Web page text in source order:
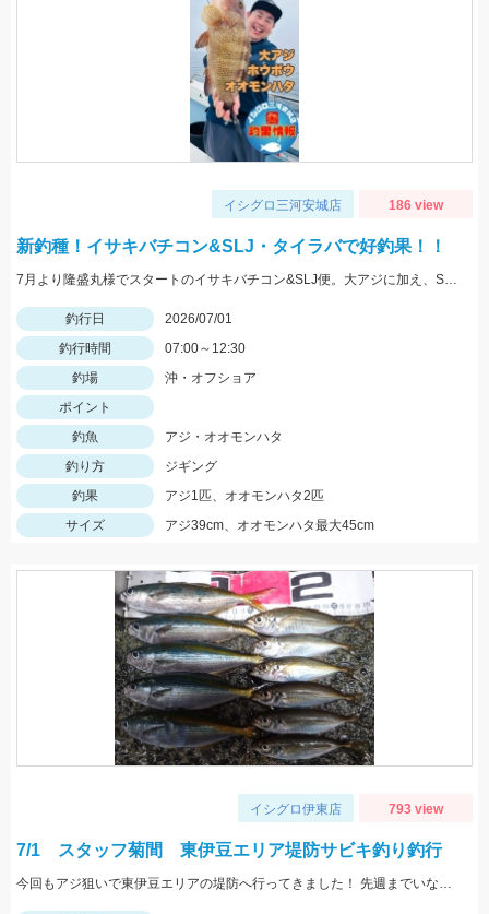
イシグロ三河安城店 186 view
新釣種！イサキバチコン&SLJ・タイラバで好釣果！！
7月より隆盛丸様でスタートのイサキバチコン&SLJ便。大アジに加え、SLJ・タイラバで良型のオオモンハタやヒラメ、ホウボウの釣果！
釣行日
2026/07/01
釣行時間
07:00～12:30
釣場
沖・オフショア
ポイント
釣魚
アジ・オオモンハタ
釣り方
ジギング
釣果
アジ1匹、オオモンハタ2匹
サイズ
アジ39cm、オオモンハタ最大45cm
イシグロ伊東店 793 view
7/1 スタッフ菊間 東伊豆エリア堤防サビキ釣り釣行
今回もアジ狙いで東伊豆エリアの堤防へ行ってきました！ 先週までいなかったアオアジや大きくなったアジとタカベが釣れたりとこれからに期待です！